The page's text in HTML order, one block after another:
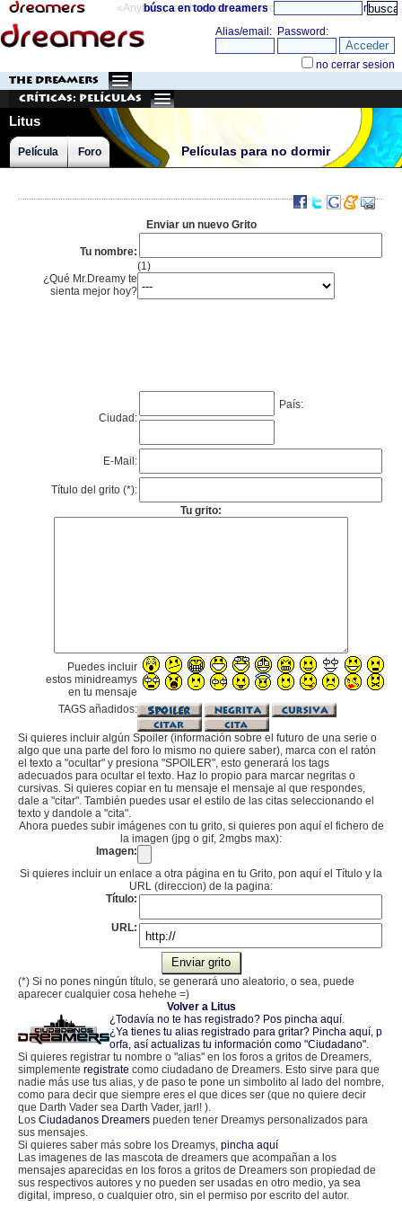
«Anything can happen and it probably will» directorio
búsca en todo dreamers
THE DREAMERS
Críticas: Películas
Litus
Películas para no dormir
Película Foro
Enviar un nuevo Grito
Tu nombre:
(1)
¿Qué Mr.Dreamy te
sienta mejor hoy?
Ciudad:
País:
E-Mail:
Título del grito (*):
Tu grito:
Puedes incluir
estos minidreamys
en tu mensaje
TAGS añadidos:
Si quieres incluir algún Spoiler (información sobre el futuro de una serie o
algo que una parte del foro lo mismo no quiere saber), marca con el ratón
el texto a "ocultar" y presiona "SPOILER", esto generará los tags
adecuados para ocultar el texto. Haz lo propio para marcar negritas o
cursivas. Si quieres copiar en tu mensaje el mensaje al que respondes,
dale a "citar". También puedes usar el estilo de las citas seleccionando el
texto y dandole a "cita".
Ahora puedes subir imágenes con tu grito, si quieres pon aquí el fichero de
la imagen (jpg o gif, 2mgbs max):
Imagen:
Si quieres incluir un enlace a otra página en tu Grito, pon aquí el Título y la
URL (direccion) de la pagina:
Título:
URL:
(*) Si no pones ningún título, se generará uno aleatorio, o sea, puede
aparecer cualquier cosa hehehe =)
Volver a Litus
¿Todavía no te has registrado? Pos pincha aquí.
¿Ya tienes tu alias registrado para gritar? Pincha aquí, p
orfa, así actualizas tu información como "Ciudadano".
Si quieres registrar tu nombre o "alias" en los foros a gritos de Dreamers,
simplemente registrate como ciudadano de Dreamers. Esto sirve para que
nadie más use tus alias, y de paso te pone un simbolito al lado del nombre,
como para decir que siempre eres el que dices ser (que no quiere decir
que Darth Vader sea Darth Vader, jarl! ).
Los Ciudadanos Dreamers pueden tener Dreamys personalizados para
sus mensajes.
Si quieres saber más sobre los Dreamys, pincha aquí
Las imagenes de las mascota de dreamers que acompañan a los
mensajes aparecidas en los foros a gritos de Dreamers son propiedad de
sus respectivos autores y no pueden ser usadas en otro medio, ya sea
digital, impreso, o cualquier otro, sin el permiso por escrito del autor.